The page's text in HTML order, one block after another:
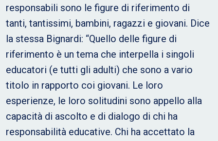
responsabili sono le figure di riferimento di
tanti, tantissimi, bambini, ragazzi e giovani. Dice
la stessa Bignardi: “Quello delle figure di
riferimento è un tema che interpella i singoli
educatori (e tutti gli adulti) che sono a vario
titolo in rapporto coi giovani. Le loro
esperienze, le loro solitudini sono appello alla
capacità di ascolto e di dialogo di chi ha
responsabilità educative. Chi ha accettato la